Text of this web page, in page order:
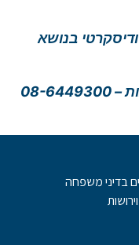
ודיסקרטי בנושא
–
08-6449300
בדיני משפחה